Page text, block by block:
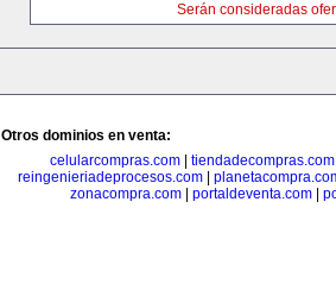
Serán consideradas
Otros dominios en venta:
celularcompras.com| tiendadecompras.com
reingenieriadeprocesos.com|
zonacompra.com| portaldeventa.com|